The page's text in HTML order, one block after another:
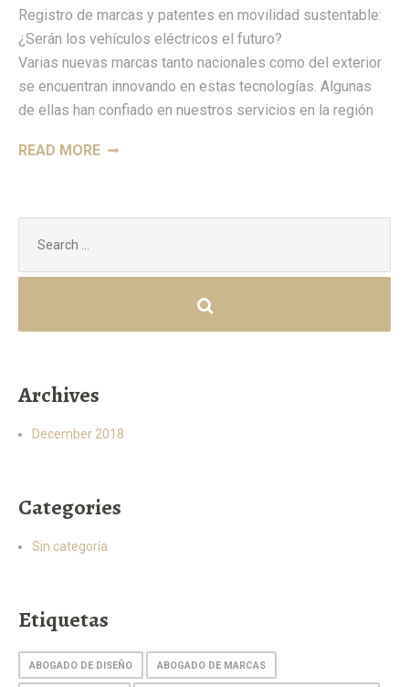
Registro de marcas y patentes en movilidad sustentable:
¿Serán los vehículos eléctricos el futuro?
Varias nuevas marcas tanto nacionales como del exterior
se encuentran innovando en estas tecnologías. Algunas
de ellas han confiado en nuestros servicios en la región
READ MORE“REGISTRO
DE
ELÉCTRICOS”
for:
Archives
December 2018
Categories
Sin categoría
Etiquetas
ABOGADO DE DISEÑO ABOGADO DE MARCAS